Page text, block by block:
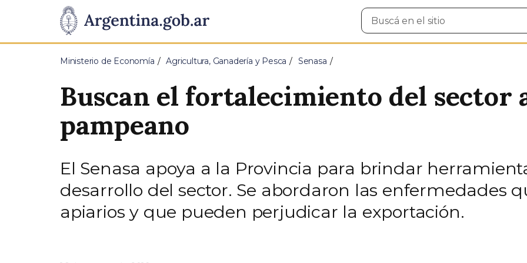
Presidencia
de
Pasar al contenido principal
Buscar
en
Ministerio de Economía Agricultura, Ganadería y Pesca Senasa
Buscan el fortalecimiento del sector
pampeano
El Senasa apoya a la Provincia para brindar
desarrollo del sector. Se abordaron las enfermedades
apiarios y que pueden perjudicar la exportación.